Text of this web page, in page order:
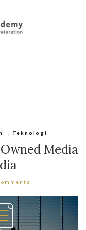
Teknologi
Media